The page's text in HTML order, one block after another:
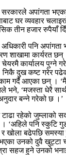
अपांगता
घर व्यवहार
तीन हजार रुपैयाँ
अधिकारी पनि
शाखामा कार्यरत
चेयरमै कार्यालय पुग्ने
निकै दुख कष्ट गरेर
गर्दै आएका छन् ।
भने, ‘मजस्ता धेरै
बन्ने गरेको छ ।’
टाढा रहेको जुम्लाको
। ‘अहिले पनि स्कुटि
खोला बढेपछि समस्या
उनको दुवै खुट्टा
सहज हुने उनको